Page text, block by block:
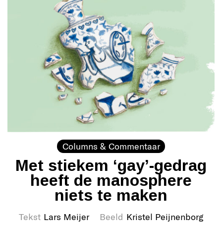
Columns & Commentaar
Met stiekem ‘gay’-gedrag
heeft de manosphere
niets te maken
Tekst Lars Meijer Beeld Kristel Peijnenborg